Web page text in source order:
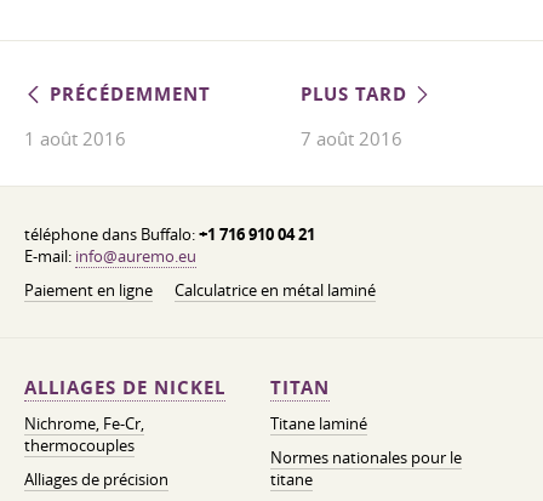
PRÉCÉDEMMENT
1 août 2016
PLUS TARD
7 août 2016
téléphone dans Buffalo:+1 716 910 04 21
E-mail: info@auremo.eu
Paiement en ligne
Calculatrice en métal laminé
ALLIAGES DE NICKEL
Nichrome, Fe-Cr,
thermocouples
Alliages de précision
TITAN
Titane laminé
Normes nationales pour le
titane